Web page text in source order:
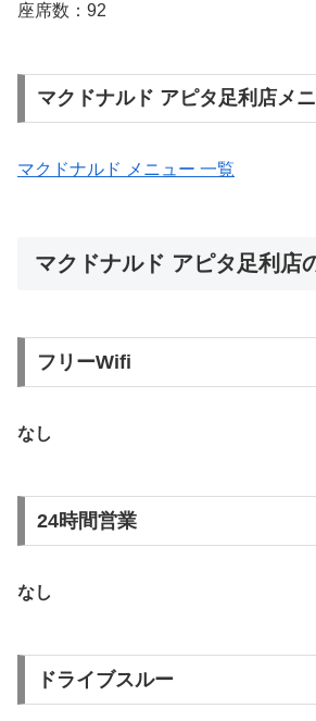
座席数：92
マクドナルド アピタ足利店メ
マクドナルド メニュー 一覧
マクドナルド アピタ足利店
フリーWifi
なし
24時間営業
なし
ドライブスルー